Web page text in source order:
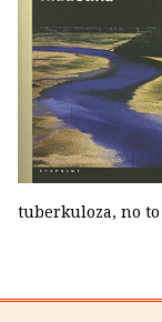
tuberkuloza, no to